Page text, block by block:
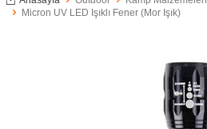
Micron UV LED Işıklı Fener (Mor Işık)